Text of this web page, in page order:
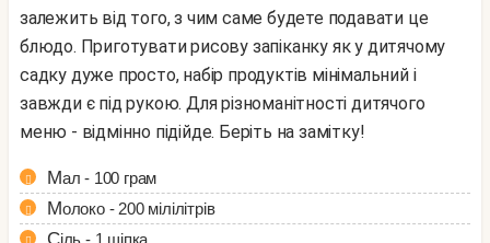
залежить від того, з чим саме будете подавати це
блюдо. Приготувати рисову запіканку як у дитячому
садку дуже просто, набір продуктів мінімальний і
завжди є під рукою. Для різноманітності дитячого
меню - відмінно підійде. Беріть на замітку!
Мал - 100 грам
Молоко - 200 мілілітрів
Сіль - 1 щіпка